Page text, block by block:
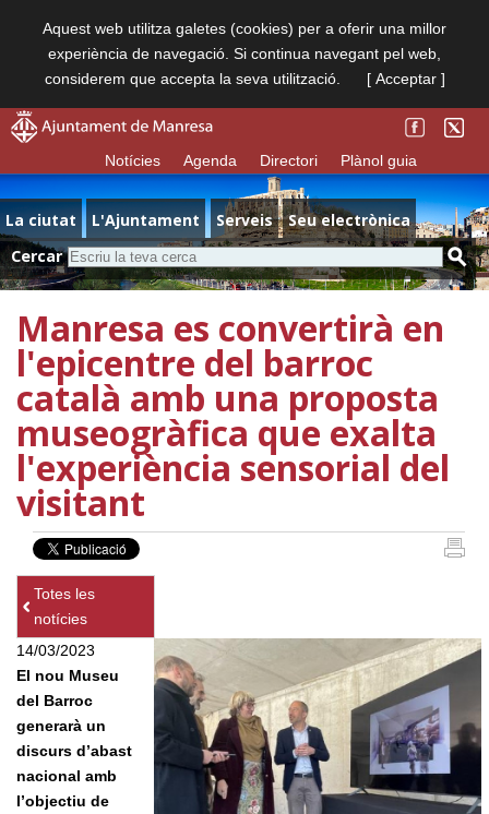
Aquest web utilitza galetes (cookies) per a oferir una millor
experiència de navegació. Si continua navegant pel web,
considerem que accepta la seva utilització.
[ Acceptar ]
Notícies Agenda Directori Plànol guia
La ciutat L'Ajuntament Serveis
Seu electrònica
Cercar
Manresa es convertirà en
l'epicentre del barroc
català amb una proposta
museogràfica que exalta
l'experiència sensorial del
visitant
Totes les
notícies
14/03/2023
El nou Museu
del Barroc
generarà un
discurs d’abast
nacional amb
l’objectiu de